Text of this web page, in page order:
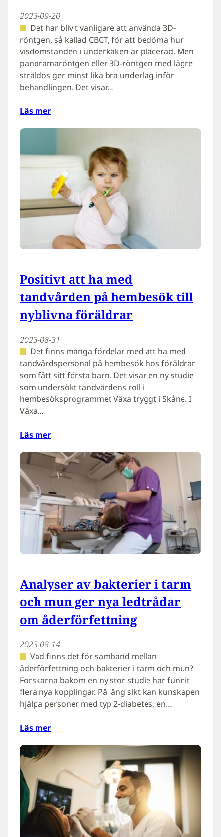
2023-09-20
Det har blivit vanligare att använda 3D-
röntgen, så kallad CBCT, för att bedöma hur
visdomstanden i underkäken är placerad. Men
panoramaröntgen eller 3D-röntgen med lägre
stråldos ger minst lika bra underlag inför
behandlingen. Det visar…
Läs mer
Positivt att ha med
tandvården på hembesök till
nyblivna föräldrar
2023-08-31
Det finns många fördelar med att ha med
tandvårdspersonal på hembesök hos föräldrar
som fått sitt första barn. Det visar en ny studie
som undersökt tandvårdens roll i
hembesöksprogrammet Växa tryggt i Skåne. I
Växa…
Läs mer
Analyser av bakterier i tarm
och mun ger nya ledtrådar
om åderförfettning
2023-08-14
Vad finns det för samband mellan
åderförfettning och bakterier i tarm och mun?
Forskarna bakom en ny stor studie har funnit
flera nya kopplingar. På lång sikt kan kunskapen
hjälpa personer med typ 2-diabetes, en…
Läs mer